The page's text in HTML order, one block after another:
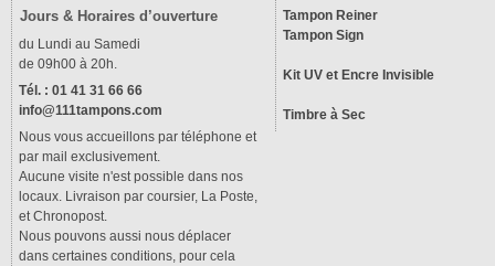
Jours & Horaires d’ouverture
du Lundi au Samedi
de 09h00 à 20h.
Tél. : 01 41 31 66 66
info@111tampons.com
Nous vous accueillons par téléphone et
par mail exclusivement.
Aucune visite n'est possible dans nos
locaux. Livraison par coursier, La Poste,
et Chronopost.
Nous pouvons aussi nous déplacer
dans certaines conditions, pour cela
Tampon Reiner
Tampon Sign
Kit UV et Encre Invisible
Timbre à Sec